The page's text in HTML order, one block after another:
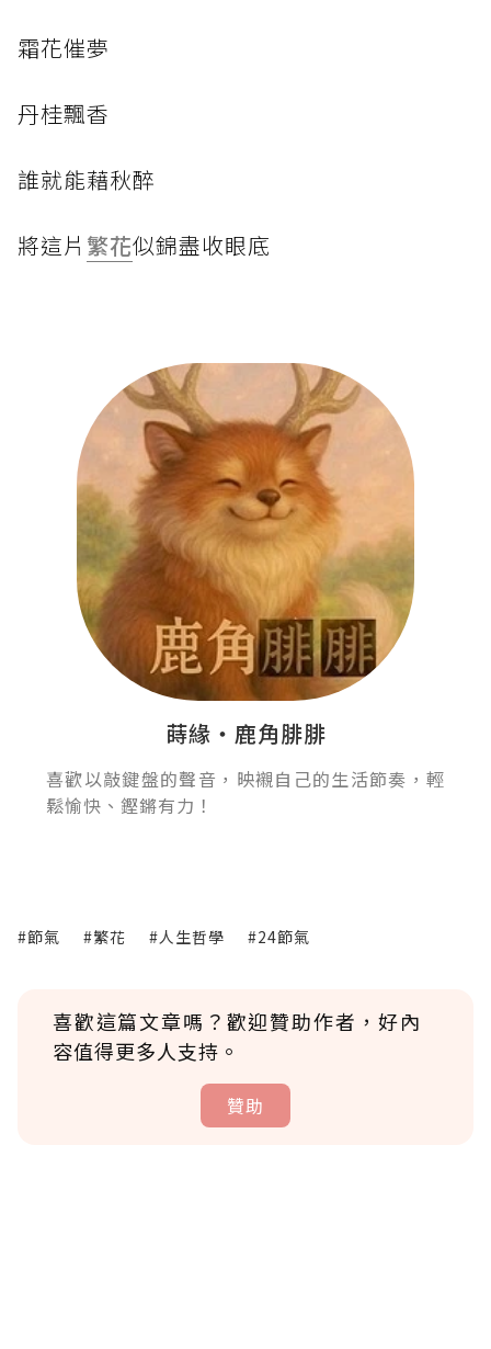
霜花催夢
丹桂飄香
誰就能藉秋醉
將這片 繁花似錦盡收眼底
蒔緣‧鹿角腓腓
喜歡以敲鍵盤的聲音，映襯自己的生活節奏，輕
鬆愉快、鏗鏘有力！
#節氣 #繁花 #人生哲學 #24節氣
喜歡這篇文章嗎？歡迎贊助作者，好內
容值得更多人支持。
贊助